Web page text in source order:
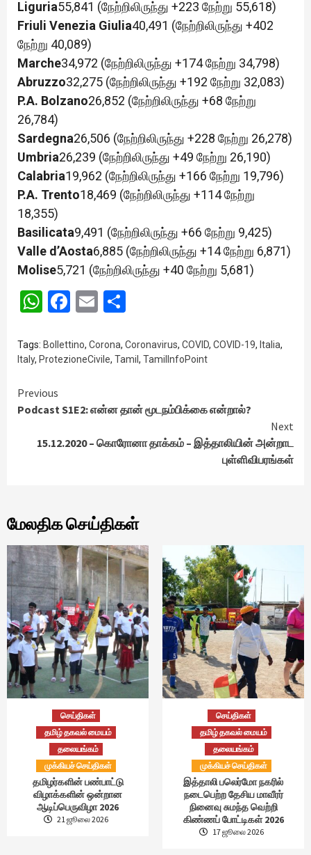
Liguria55,841 (நேற்றிலிருந்து +223 நேற்று 55,618)
Friuli Venezia Giulia40,491 (நேற்றிலிருந்து +402
நேற்று 40,089)
Marche34,972 (நேற்றிலிருந்து +174 நேற்று 34,798)
Abruzzo32,275 (நேற்றிலிருந்து +192 நேற்று 32,083)
P.A. Bolzano26,852 (நேற்றிலிருந்து +68 நேற்று
26,784)
Sardegna26,506 (நேற்றிலிருந்து +228 நேற்று 26,278)
Umbria26,239 (நேற்றிலிருந்து +49 நேற்று 26,190)
Calabria19,962 (நேற்றிலிருந்து +166 நேற்று 19,796)
P.A. Trento18,469 (நேற்றிலிருந்து +114 நேற்று
18,355)
Basilicata9,491 (நேற்றிலிருந்து +66 நேற்று 9,425)
Valle d’Aosta6,885 (நேற்றிலிருந்து +14 நேற்று 6,871)
Molise5,721 (நேற்றிலிருந்து +40 நேற்று 5,681)
WhatsApp
Facebook
Email
Tags: Bollettino, Corona, Coronavirus, COVID, COVID-19, Italia,
Italy, ProtezioneCivile, Tamil , TamilInfoPoint
Continue
Previous
Podcast S1E2: என்ன தான் மூடநம்பிக்கை என்றால்?
Next
15.12.2020 – கொரோனா தாக்கம் – இத்தாலியின் அன்றாட
புள்ளிவிபரங்கள்
மேலதிக செய்திகள்
செய்திகள்
தமிழ் தகவல் மையம்
தலையங்கம்
முக்கியச் செய்திகள்
தமிழர்களின் பண்பாட்டு
விழாக்களின் ஒன்றான
ஆடிப்பெருவிழா 2026
21 ஜூலை 2026
செய்திகள்
தமிழ் தகவல் மையம்
தலையங்கம்
முக்கியச் செய்திகள்
இத்தாலி பலெர்மோ நகரில்
நடைபெற்ற தேசிய மாவீரர்
நினைவு சுமந்த வெற்றி
கிண்ணப் போட்டிகள் 2026
17 ஜூலை 2026